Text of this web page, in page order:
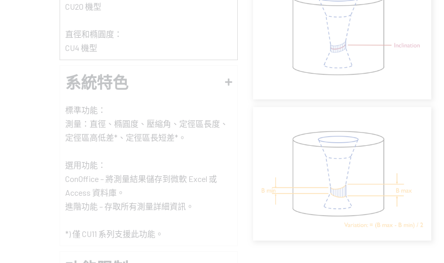
CU20 機型
直徑和橢圓度：
CU4 機型
系統特色
標準功能：
測量：直徑、橢圓度、壓縮角、定徑區長度、
定徑區高低差*、定徑區長短差*。
選用功能：
ConOffice – 將測量結果儲存到微軟 Excel 或
Access 資料庫。
進階功能 – 存取所有測量詳細資訊。
*) 僅 CU11 系列支援此功能。